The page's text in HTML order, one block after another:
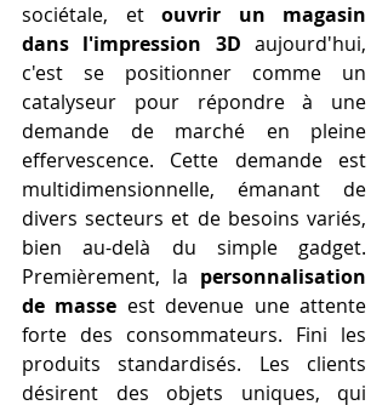
sociétale, et ouvrir un magasin
dans l'impression 3D aujourd'hui,
c'est se positionner comme un
catalyseur pour répondre à une
demande de marché en pleine
effervescence. Cette demande est
multidimensionnelle, émanant de
divers secteurs et de besoins variés,
bien au-delà du simple gadget.
Premièrement, la personnalisation
de masse est devenue une attente
forte des consommateurs. Fini les
produits standardisés. Les clients
désirent des objets uniques, qui